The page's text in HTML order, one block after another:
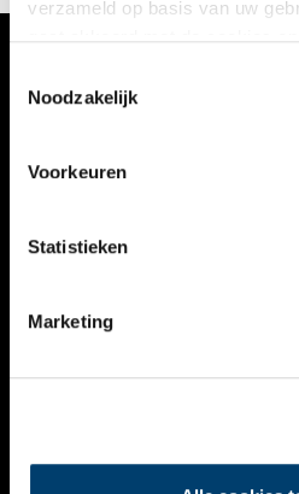
verzameld op basis van uw
Noodzakelijk
Voorkeuren
Statistieken
Marketing
VERHALEN
KALENDER
THEMA’S
VIDEO’S
CONTACT